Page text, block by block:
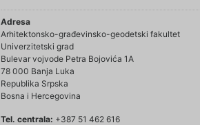
Adresa
Arhitektonsko-građevinsko-geodetski fakultet
Univerzitetski grad
Bulevar vojvode Petra Bojovića 1A
78 000 Banja Luka
Republika Srpska
Bosna i Hercegovina
Tel. centrala: +387 51 462 616